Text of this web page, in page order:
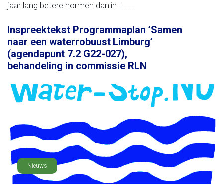
jaar lang betere normen dan in L......
Inspreektekst Programmaplan ’Samen
naar een waterrobuust Limburg’
(agendapunt 7.2 G22-027),
behandeling in commissie RLN
Nieuws